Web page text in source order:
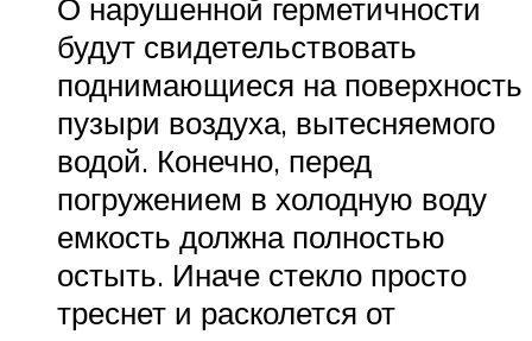
О нарушенной герметичности
будут свидетельствовать
поднимающиеся на поверхность
пузыри воздуха, вытесняемого
водой. Конечно, перед
погружением в холодную воду
емкость должна полностью
остыть. Иначе стекло просто
треснет и расколется от